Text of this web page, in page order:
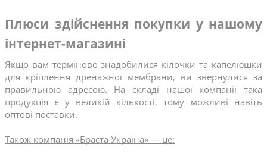
Плюси здійснення покупки у нашому
інтернет-магазині
Якщо вам терміново знадобилися кілочки та капелюшки
для кріплення дренажної мембрани, ви звернулися за
правильною адресою. На складі нашої компанії така
продукція є у великій кількості, тому можливі навіть
оптові поставки.
Також компанія «Браста Україна» — це: